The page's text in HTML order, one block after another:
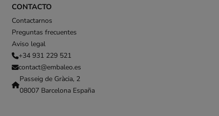
CONTACTO
Contactarnos
Preguntas frecuentes
Aviso legal
+34 931 229 521
contact@embaleo.es
Passeig de Gràcia, 2
08007 Barcelona España